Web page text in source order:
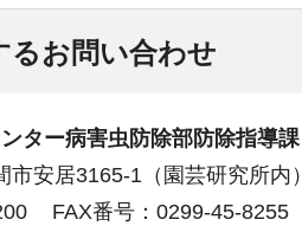
るお問い合わせ
ター病害虫防除部防除指導課
安居3165-1（園芸研究所内）
FAX番号：0299-45-8255